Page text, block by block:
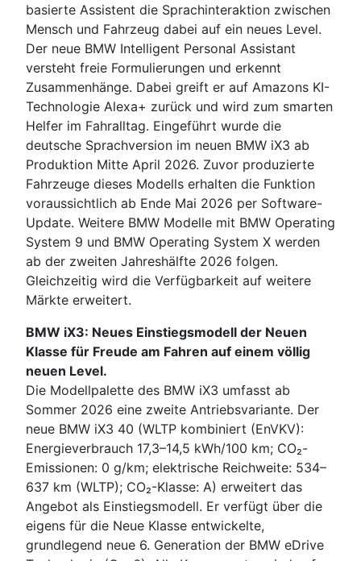
basierte Assistent die Sprachinteraktion zwischen
Mensch und Fahrzeug dabei auf ein neues Level.
Der neue BMW Intelligent Personal Assistant
versteht freie Formulierungen und erkennt
Zusammenhänge. Dabei greift er auf Amazons KI-
Technologie Alexa+ zurück und wird zum smarten
Helfer im Fahralltag. Eingeführt wurde die
deutsche Sprachversion im neuen BMW iX3 ab
Produktion Mitte April 2026. Zuvor produzierte
Fahrzeuge dieses Modells erhalten die Funktion
voraussichtlich ab Ende Mai 2026 per Software-
Update. Weitere BMW Modelle mit BMW Operating
System 9 und BMW Operating System X werden
ab der zweiten Jahreshälfte 2026 folgen.
Gleichzeitig wird die Verfügbarkeit auf weitere
Märkte erweitert.
BMW iX3: Neues Einstiegsmodell der Neuen
Klasse für Freude am Fahren auf einem völlig
neuen Level.
Die Modellpalette des BMW iX3 umfasst ab
Sommer 2026 eine zweite Antriebsvariante. Der
neue BMW iX3 40 (WLTP kombiniert (EnVKV):
Energieverbrauch 17,3–14,5 kWh/100 km; CO₂-
Emissionen: 0 g/km; elektrische Reichweite: 534–
637 km (WLTP); CO₂-Klasse: A) erweitert das
Angebot als Einstiegsmodell. Er verfügt über die
eigens für die Neue Klasse entwickelte,
grundlegend neue 6. Generation der BMW eDrive